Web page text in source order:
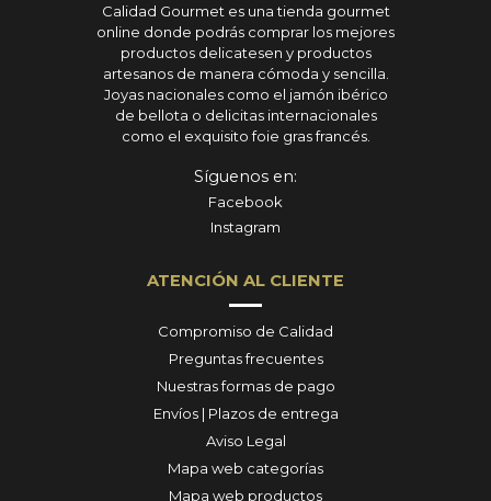
Calidad Gourmet es una tienda gourmet
online donde podrás comprar los mejores
productos delicatesen y productos
artesanos de manera cómoda y sencilla.
Joyas nacionales como el jamón ibérico
de bellota o delicitas internacionales
como el exquisito foie gras francés.
Síguenos en:
Facebook
Instagram
ATENCIÓN AL CLIENTE
Compromiso de Calidad
Preguntas frecuentes
Nuestras formas de pago
Envíos | Plazos de entrega
Aviso Legal
Mapa web categorías
Mapa web productos